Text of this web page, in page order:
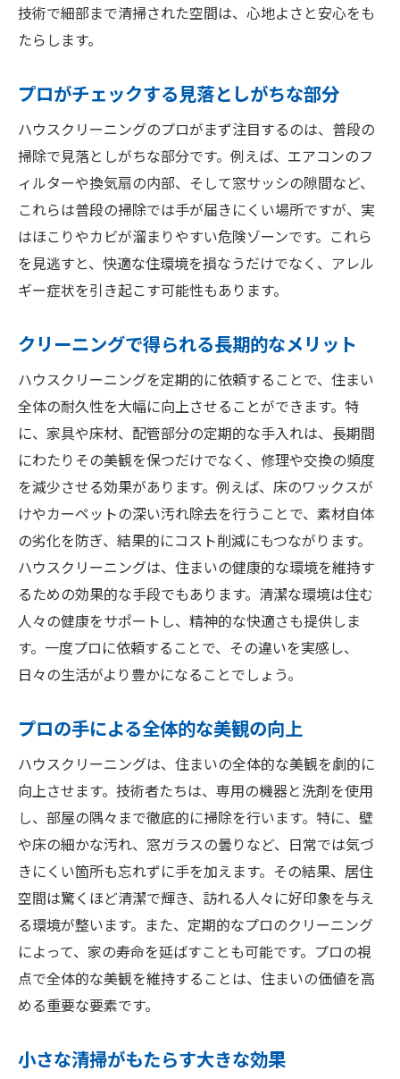
技術で細部まで清掃された空間は、心地よさと安心をも
たらします。
プロがチェックする見落としがちな部分
ハウスクリーニングのプロがまず注目するのは、普段の
掃除で見落としがちな部分です。例えば、エアコンのフ
ィルターや換気扇の内部、そして窓サッシの隙間など、
これらは普段の掃除では手が届きにくい場所ですが、実
はほこりやカビが溜まりやすい危険ゾーンです。これら
を見逃すと、快適な住環境を損なうだけでなく、アレル
ギー症状を引き起こす可能性もあります。
クリーニングで得られる長期的なメリット
ハウスクリーニングを定期的に依頼することで、住まい
全体の耐久性を大幅に向上させることができます。特
に、家具や床材、配管部分の定期的な手入れは、長期間
にわたりその美観を保つだけでなく、修理や交換の頻度
を減少させる効果があります。例えば、床のワックスが
けやカーペットの深い汚れ除去を行うことで、素材自体
の劣化を防ぎ、結果的にコスト削減にもつながります。
ハウスクリーニングは、住まいの健康的な環境を維持す
るための効果的な手段でもあります。清潔な環境は住む
人々の健康をサポートし、精神的な快適さも提供しま
す。一度プロに依頼することで、その違いを実感し、
日々の生活がより豊かになることでしょう。
プロの手による全体的な美観の向上
ハウスクリーニングは、住まいの全体的な美観を劇的に
向上させます。技術者たちは、専用の機器と洗剤を使用
し、部屋の隅々まで徹底的に掃除を行います。特に、壁
や床の細かな汚れ、窓ガラスの曇りなど、日常では気づ
きにくい箇所も忘れずに手を加えます。その結果、居住
空間は驚くほど清潔で輝き、訪れる人々に好印象を与え
る環境が整います。また、定期的なプロのクリーニング
によって、家の寿命を延ばすことも可能です。プロの視
点で全体的な美観を維持することは、住まいの価値を高
める重要な要素です。
小さな清掃がもたらす大きな効果